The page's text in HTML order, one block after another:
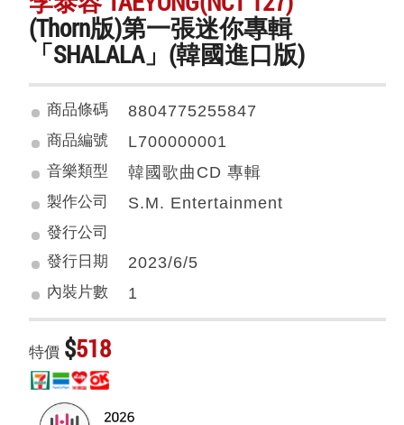
(Thorn版)第一張迷你專輯
「SHALALA」(韓國進口版)
商品條碼 8804775255847
商品編號 L700000001
音樂類型 韓國歌曲CD 專輯
製作公司 S.M. Entertainment
發行公司
發行日期
2023/6/5
內裝片數 1
特價 $518